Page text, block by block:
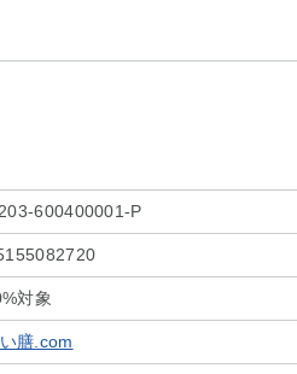
600400001-P
対象
膳.com